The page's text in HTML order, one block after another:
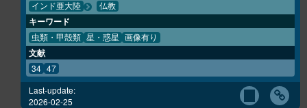
インド亜大陸 仏教
キーワード
虫類・甲殻類 星・惑星 画像有り
文献
34 47
Last-update:
2026-02-25